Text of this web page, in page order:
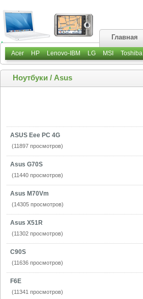
Главная
Acer HP Lenovo-IBM LG MSI Toshiba
Ноутбуки / Asus
ASUS Eee PC 4G
(11897 просмотров)
Asus G70S
(11440 просмотров)
Asus M70Vm
(14305 просмотров)
Asus X51R
(11302 просмотров)
C90S
(11636 просмотров)
F6E
(11341 просмотров)